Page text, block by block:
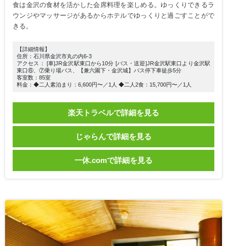
食は金沢の食材を活かした会席料理を楽しめる。ゆっくりできるラ
ウンジやマッサージがあるからホテルでゆっくりと過ごすことがで
きる。
【詳細情報】
住所：石川県金沢市丸の内6-3
アクセス： [車]JR金沢駅東口から10分 [バス・送迎]JR金沢駅東口より金沢駅
東口⑥、⑦乗り場バス、【兼六園下・金沢城】バス停下車徒歩5分
客室数：85室
料金：◆二人素泊まり：6,600円〜／1人 ◆二人2食：15,700円〜／1人
楽天トラベルで詳細を見る
じゃらんで詳細を見る
一休.comで詳細を見る